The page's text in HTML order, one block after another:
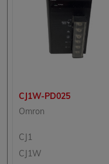
CJ1W-PD025
Omron
CJ1
CJ1W